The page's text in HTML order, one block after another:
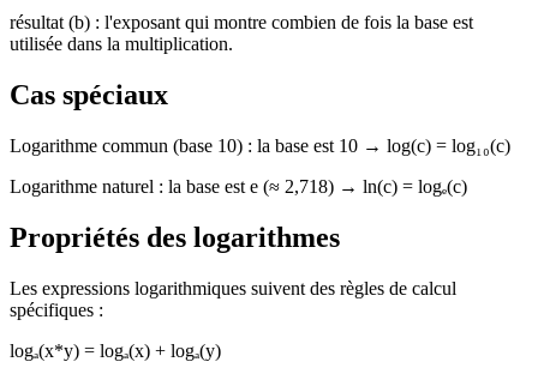
résultat (b) : l'exposant qui montre combien de fois la base est
utilisée dans la multiplication.
Cas spéciaux
Logarithme commun (base 10) : la base est 10 → log(c) = log₁₀(c)
Logarithme naturel : la base est e (≈ 2,718) → ln(c) = logₑ(c)
Propriétés des logarithmes
Les expressions logarithmiques suivent des règles de calcul
spécifiques :
logₐ(x*y) = logₐ(x) + logₐ(y)